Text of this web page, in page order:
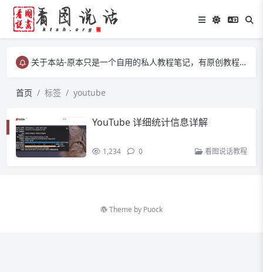
关于本站-原本只是一个自用的私人教程笔记，有原创教程、有转载教程等……
首页
标签 youtube
YouTube 详细统计信息详解
1,234 0 看图说话教程
Theme by Puock